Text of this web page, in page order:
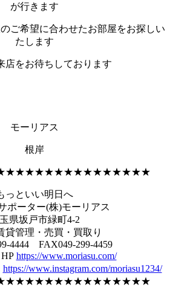
が行きます
ご希望に合わせたお部屋をお探しい
たします
店をお待ちしております
モーリアス
根岸
っといい明日へ
ポーター(株)モーリアス
県坂戸市緑町4-2
貸管理・売買・買取り
4444 FAX049-299-4459
https://www.moriasu.com/
https://www.instagram.com/moriasu1234/